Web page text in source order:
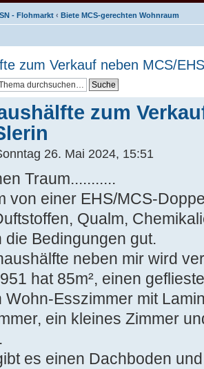
- Flohmarkt ‹ Biete MCS-gerechten Wohnraum
zum Verkauf neben MCS/
zum
26. Mai 2024, 15:51
Traum...........
von einer EHS/MCS-
Qualm,
die Bedingungen gut.
neben mir wird
hat 85m², einen
Wohn-Esszimmer mit
ein kleines Zimmer
es einen Dachboden